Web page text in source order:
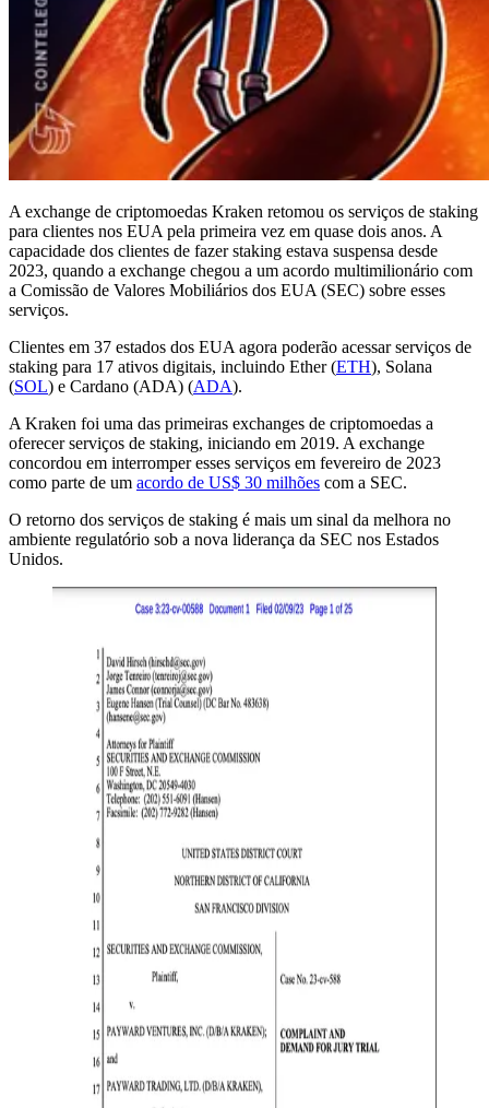
A exchange de criptomoedas Kraken retomou os serviços de staking
para clientes nos EUA pela primeira vez em quase dois anos. A
capacidade dos clientes de fazer staking estava suspensa desde
2023, quando a exchange chegou a um acordo multimilionário com
a Comissão de Valores Mobiliários dos EUA (SEC) sobre esses
serviços.
Clientes em 37 estados dos EUA agora poderão acessar serviços de
staking para 17 ativos digitais, incluindo Ether (ETH), Solana
(SOL) e Cardano (ADA) (ADA).
A Kraken foi uma das primeiras exchanges de criptomoedas a
oferecer serviços de staking, iniciando em 2019. A exchange
concordou em interromper esses serviços em fevereiro de 2023
como parte de um acordo de US$ 30 milhões com a SEC.
O retorno dos serviços de staking é mais um sinal da melhora no
ambiente regulatório sob a nova liderança da SEC nos Estados
Unidos.